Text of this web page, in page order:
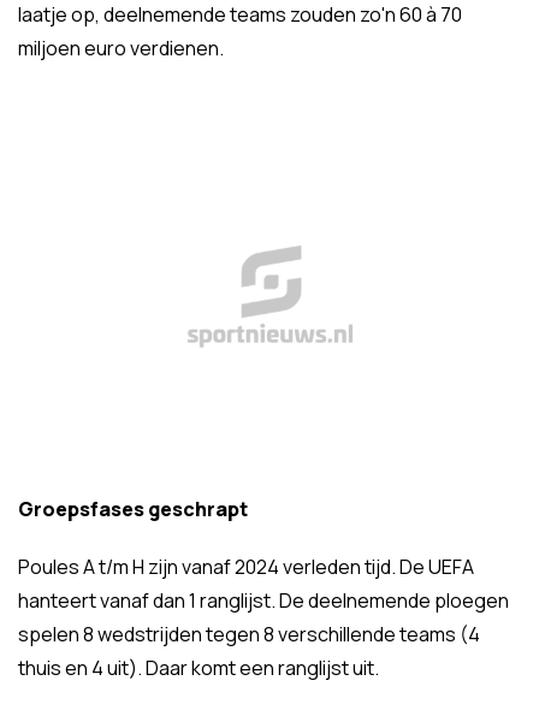
laatje op, deelnemende teams zouden zo'n 60 à 70
miljoen euro verdienen.
Groepsfases geschrapt
Poules A t/m H zijn vanaf 2024 verleden tijd. De UEFA
hanteert vanaf dan 1 ranglijst. De deelnemende ploegen
spelen 8 wedstrijden tegen 8 verschillende teams (4
thuis en 4 uit). Daar komt een ranglijst uit.